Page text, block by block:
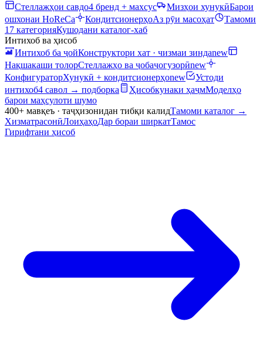
Стеллажҳои савдо4 бренд + махсус Мизҳои хунукӣБарои
ошхонаи HoReCa
КондитсионерҳоАз рӯи масоҳат
Тамоми
17 категорияКушодани каталог-хаб
Интихоб ва ҳисоб
Интихоб ба ҷойКонструктори хат · чизмаи зиндаnew
Нақшакаши толорСтеллажҳо ва ҷобаҷогузорӣnew
КонфигураторХунукӣ + кондитсионерҳоnew
Устоди
интихоб4 савол → подборка Ҳисобкунаки ҳаҷмМоделҳо
барои маҳсулоти шумо
400+ мавқеъ · таҷҳизонидан тибқи калидТамоми каталог →
ХизматрасонӣЛоиҳаҳоДар бораи ширкатТамос
Гирифтани ҳисоб